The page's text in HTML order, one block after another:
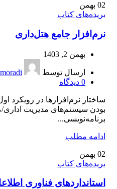
02 بهمن
بریده‌های کتاب
نرم‌افزار جامع هتل‌داری
بهمن 2, 1403
ارسال توسط
0 دیدگاه
ساختار نرم‌افزارها در رویکرد
بودن سیستم‌های مدیریت
برنامه‌نویسی...
ادامه مطلب
02 بهمن
بریده‌های کتاب
استانداردهای فناوری